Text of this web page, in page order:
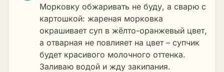
Морковку обжаривать не буду, а сварю с
картошкой: жареная морковка
окрашивает суп в жёлто-оранжевый цвет,
а отварная не повлияет на цвет – супчик
будет красивого молочного оттенка.
Заливаю водой и жду закипания.